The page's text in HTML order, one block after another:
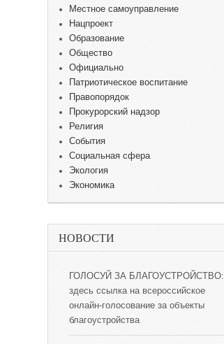
Местное самоуправление
Нацпроект
Образование
Общество
Официально
Патриотическое воспитание
Правопорядок
Прокурорский надзор
Религия
События
Социальная сфера
Экология
Экономика
НОВОСТИ
ГОЛОСУЙ ЗА БЛАГОУСТРОЙСТВО:
здесь ссылка на всероссийское
онлайн-голосование за объекты
благоустройства